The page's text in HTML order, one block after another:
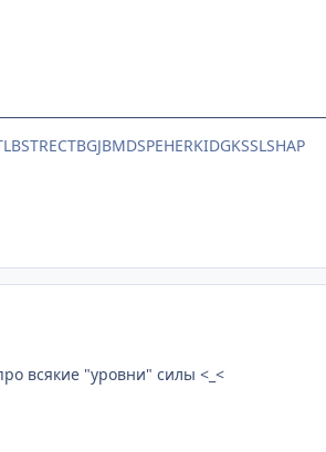
всякие "уровни" силы <_<